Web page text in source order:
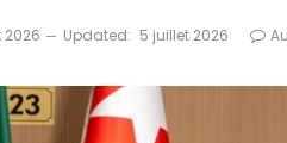
2026 Updated: 5 juillet 2026